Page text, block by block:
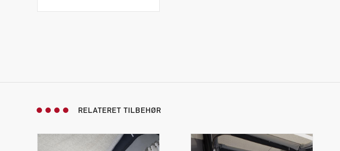
RELATERET TILBEHØR